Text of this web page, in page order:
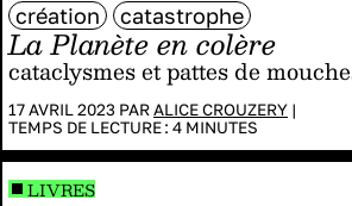
La Planète en colère
cataclysmes et pattes de
17 AVRIL 2023 PARALICE CROUZERY |
TEMPS DE LECTURE : 4 MINUTES
création
catastrophe
LIVRES